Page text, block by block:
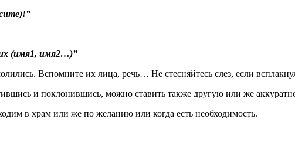
(имя1, имя2…)”
Вспомните их лица, речь… Не стесняйтесь слез, если
и поклонившись, можно ставить также другую или же
в храм или же по желанию или когда есть необходимость.